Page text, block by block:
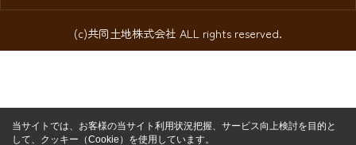
(c)共同土地株式会社 ALL rights reserved.
当サイトでは、お客様の当サイト利用状況把握、サービス向上検討を目的と
して、クッキー（Cookie）を使用しています。